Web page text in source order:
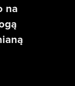
na